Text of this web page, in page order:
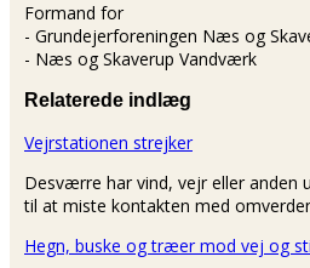
Formand for
- Grundejerforeningen Næs og
- Næs og Skaverup Vandværk
Relaterede indlæg
Vejrstationen strejker
Desværre har vind, vejr eller anden
til at miste kontakten med
Hegn, buske og træer mod vej og